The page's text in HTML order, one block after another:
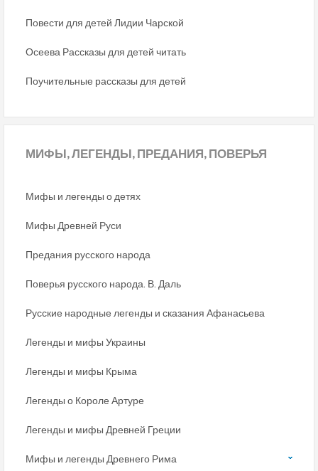
Повести для детей Лидии Чарской
Осеева Рассказы для детей читать
Поучительные рассказы для детей
МИФЫ,ЛЕГЕНДЫ, ПРЕДАНИЯ, ПОВЕРЬЯ
Мифы и легенды о детях
Мифы Древней Руси
Предания русского народа
Поверья русского народа. В. Даль
Русские народные легенды и сказания Афанасьева
Легенды и мифы Украины
Легенды и мифы Крыма
Легенды о Короле Артуре
Легенды и мифы Древней Греции
Мифы и легенды Древнего Рима